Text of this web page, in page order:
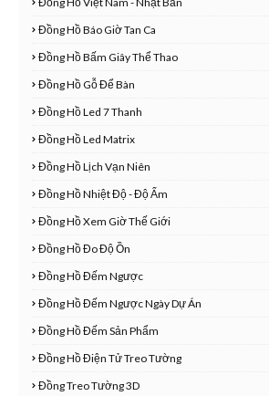
Đồng Hồ Báo Giờ Tan Ca
Đồng Hồ Bấm Giây Thể Thao
Đồng Hồ Gỗ Để Bàn
Đồng Hồ Led 7 Thanh
Đồng Hồ Led Matrix
Đồng Hồ Lịch Vạn Niên
Đồng Hồ Nhiệt Độ - Độ Ẩm
Đồng Hồ Xem Giờ Thế Giới
Đồng Hồ Đo Độ Ồn
Đồng Hồ Đếm Ngược
Đồng Hồ Đếm Ngược Ngày Dự Án
Đồng Hồ Đếm Sản Phẩm
Đồng Hồ Điện Tử Treo Tường
Đồng Treo Tường 3D